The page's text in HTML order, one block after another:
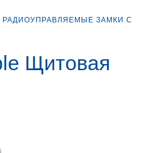
РАДИОУПРАВЛЯЕМЫЕ ЗАМКИ С
Щитовая